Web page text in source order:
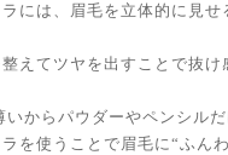
ラには、眉毛を立体的に見
えてツヤを出すことで抜け
いからパウダーやペンシル
を使うことで眉毛に“ふん